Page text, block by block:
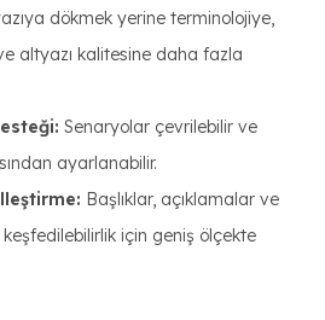
dökmek yerine terminolojiye,
altyazı kalitesine daha fazla
Senaryolar çevrilebilir ve
ayarlanabilir.
Başlıklar, açıklamalar ve
için geniş ölçekte